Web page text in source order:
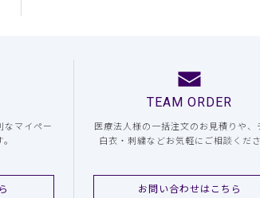
なマイペー
TEAM ORDER
医療法人様の一括注文のお見積りや、
白衣・刺繍などお気軽にご相談くださ
お問い合わせはこちら